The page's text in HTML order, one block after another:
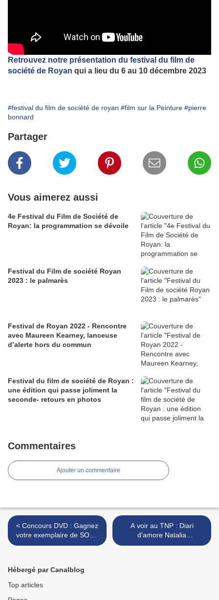
Retrouvez notre présentation du festival du film de
société de Royan qui a lieu du 6 au 10 décembre 2023
#festival du film de société de royan #film sur la Peinture #pierre
bonnard
Partager
Vous aimerez aussi
4e Festival du Film de Société de
Royan: la programmation se dévoile
Festival du Film de société Royan
2023 : le palmarès
Festival de Royan 2022 - Rencontre
avec Maureen Kearney, lanceuse
d’alerte hors du commun
Festival du film de société de Royan :
une édition qui passe joliment la
seconde- retours en photos
Commentaires
Ajouter un commentaire
< Concours DVD : Gagnez
votre exemplaire de SOUS
LE TAPIS !!
A voir au TNP : Diari
d'amore Natalia
Ginzburg/Nanni Moretti >
Hébergé par Canalblog
Top articles